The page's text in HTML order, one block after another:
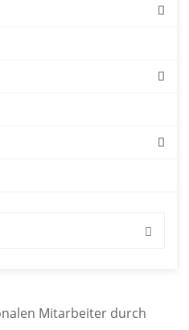
Calw –
in Calw für Deutsch,
Mitarbeiter durch